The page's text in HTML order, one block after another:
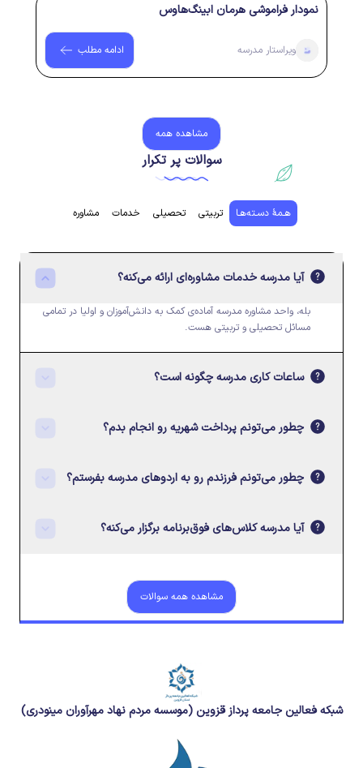
نمودار فراموشی هرمان ابینگ‌هاوس
ویراستار مدرسه ادامه مطلب
مشاهده همه
سوالات پر تکرار
هـمۀ دسـته‌هـا تربیتی تحصیلی خدمات مشاوره
آیا مدرسه خدمات مشاوره‌ای ارائه می‌کنه؟
بله، واحد مشاوره مدرسه آماده‌ی کمک به دانش‌آموزان و اولیا در تمامی
مسائل تحصیلی و تربیتی هست.
ساعات کاری مدرسه چگونه است؟
چطور می‌تونم پرداخت شهریه رو انجام بدم؟
چطور می‌تونم فرزندم رو به اردوهای مدرسه بفرستم؟
آیا مدرسه کلاس‌های فوق‌برنامه برگزار می‌کنه؟
مشاهده همه سوالات
شبکه فعالین جامعه پرداز قزوین (موسسه مردم نهاد مهرآوران مینودری)